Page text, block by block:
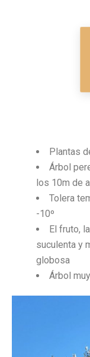
Plantas
Árbol
los 10m de
Tolera
-10º
El fruto,
suculenta y
globosa
Árbol